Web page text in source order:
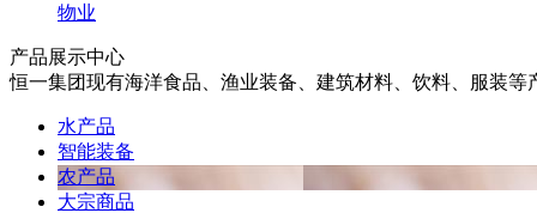
物业
产品展示中心
恒一集团现有海洋食品、渔业装备、建筑材料、饮料、服装等
水产品
智能装备
农产品
大宗商品